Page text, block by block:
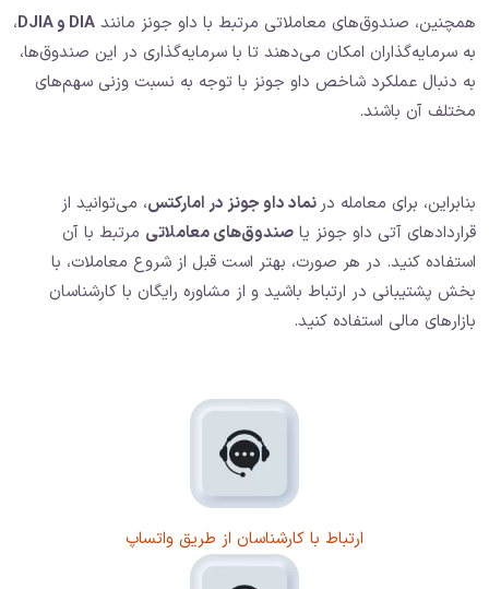
همچنین، صندوق‌های معاملاتی مرتبط با داو جونز مانند DIA و DJIA
،
به سرمایه‌گذاران امکان می‌دهند تا با سرمایه‌گذاری در این صندوق‌ها،
به دنبال عملکرد شاخص داو جونز با توجه به نسبت وزنی سهم‌های
مختلف آن باشند.
بنابراین، برای معامله درنماد داو جونز در امارکتس، می‌توانید از
قراردادهای آتی داو جونز یا صندوق‌های معاملاتی مرتبط با آن
استفاده کنید. در هر صورت، بهتر است قبل از شروع معاملات، با
بخش پشتیبانی در ارتباط باشید و از مشاوره رایگان با کارشناسان
بازارهای مالی استفاده کنید.
ارتباط با کارشناسان از طریق واتساپ